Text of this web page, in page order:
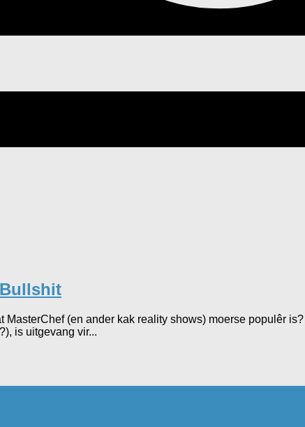
MasterChef (en ander kak reality shows) moerse populêr
is uitgevang vir...